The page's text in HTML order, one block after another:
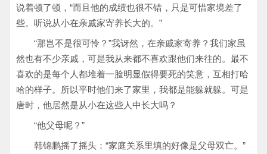
说着顿了顿，“而且他的成绩也很不错，只是可惜家境差了
些。听说从小在亲戚家寄养长大的。”
“那岂不是很可怜？”我讶然，在亲戚家寄养？我们家虽
然也有不少亲戚，可是我从来都不喜欢跟他们来往的。最不
喜欢的是每个人都堆着一脸明显假得要死的笑意，互相打哈
哈的样子。所以平时他们来了家里，我都是能躲就躲。可是
唐时，他居然是从小在这些人中长大吗？
“他父母呢？”
韩锦鹏摇了摇头：“家庭关系里填的好像是父母双亡。”